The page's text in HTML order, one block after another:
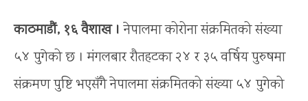
काठमाडौं, १६ वैशाख । नेपालमा कोरोना संक्रमितको संख्या
५४ पुगेको छ । मंगलबार रौतहटका २४ र ३५ वर्षिय पुरुषमा
संक्रमण पुष्टि भएसँगै नेपालमा संक्रमितको संख्या ५४ पुगेको